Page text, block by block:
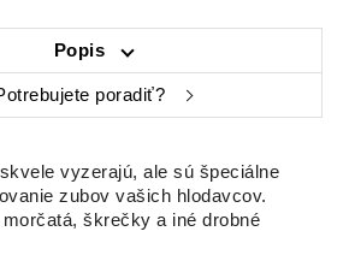
Popis
poradiť?
vyzerajú, ale sú špeciálne
zubov vašich hlodavcov.
škrečky a iné drobné